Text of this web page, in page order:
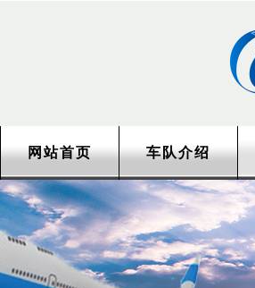
网站首页 车队介绍